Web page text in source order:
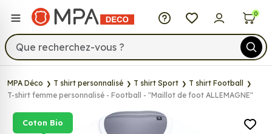
MPA Déco 0
MPA Déco T shirt personnalisé T shirt Sport
T shirt Football
T-shirt femme personnalisé - Football - "Maillot de foot ALLEMAGNE"
Coton Bio